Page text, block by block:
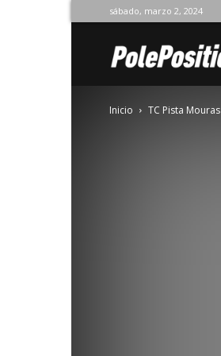
sábado, marzo 2, 2024
Inicio TC Pista Mouras